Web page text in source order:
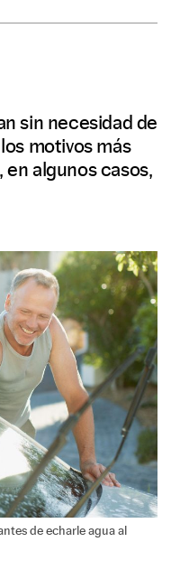
sin necesidad de
motivos más
algunos casos,
de echarle agua al